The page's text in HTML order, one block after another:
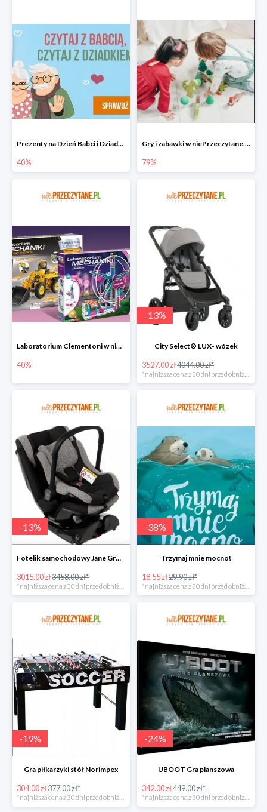
Prezenty na Dzień Babci i Dziadka w niePrzeczytane.pl do -40%
40%
Gry i zabawki w niePrzeczytane.pl do -79%
79%
Laboratorium Clementoni w niePrzeczytane.pl do -40%
40%
-13%
City Select® LUX- wózek
3527.00 zł4044.00 zł*
*najniższa cena z 30 dni przed obniżką
-13%
Fotelik samochodowy Jane Groowy i-Size
3015.00 zł3458.00 zł*
-38%
Trzymaj mnie mocno!
18.55 zł29.90 zł*
-19%
Gra piłkarzyki stół Norimpex
304.00 zł377.00 zł*
*najniższa cena z 30 dni przed obniżką
-24%
UBOOT Gra planszowa
342.00 zł449.00 zł*
*najniższa cena z 30 dni przed obniżką